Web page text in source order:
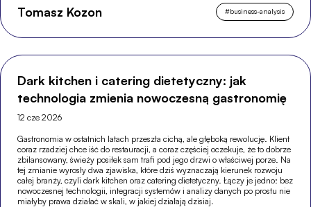
Tomasz Kozon #business-analysis
Dark kitchen i catering dietetyczny: jak
technologia zmienia nowoczesną gastronomię
12 cze 2026
Gastronomia w ostatnich latach przeszła cichą, ale głęboką rewolucję. Klient
coraz rzadziej chce iść do restauracji, a coraz częściej oczekuje, że to dobrze
zbilansowany, świeży posiłek sam trafi pod jego drzwi o właściwej porze. Na
tej zmianie wyrosły dwa zjawiska, które dziś wyznaczają kierunek rozwoju
całej branży, czyli dark kitchen oraz catering dietetyczny. Łączy je jedno: bez
nowoczesnej technologii, integracji systemów i analizy danych po prostu nie
miałyby prawa działać w skali, w jakiej działają dzisiaj.